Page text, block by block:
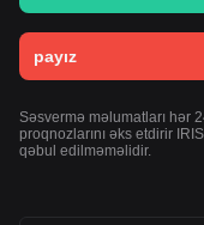
payız
Səsvermə məlumatları hər
proqnozlarını əks etdirir
qəbul edilməməlidir.